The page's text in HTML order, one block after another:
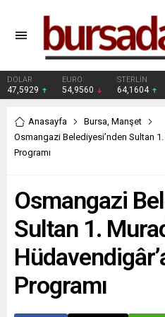
DOLAR
47,5929
EURO
54,9560
STERLİN
64,1604
Anasayfa Bursa, Manşet
Osmangazi Belediyesi’nden Sultan
Programı
Osmangazi
Sultan 1.
Programı